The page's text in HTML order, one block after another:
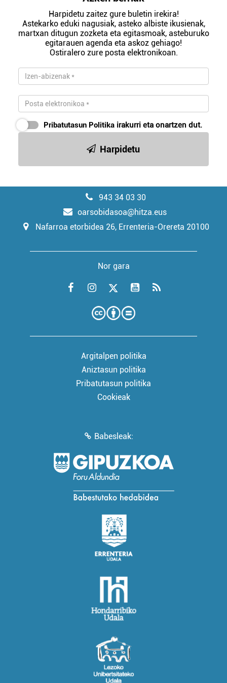
Harpidetu zaitez gure buletin irekira!
Astekarko eduki nagusiak, asteko albiste ikusienak,
martxan ditugun zozketa eta egitasmoak, asteburuko
egitarauen agenda eta askoz gehiago!
Ostiralero zure posta elektronikoan.
Pribatutasun Politika irakurri eta onartzen dut.
Harpidetu
943 34 03 30
oarsobidasoa@hitza.eus
Nafarroa etorbidea 26, Errenteria-Orereta 20100
Nor gara
Argitalpen politika
Aniztasun politika
Pribatutasun politika
Cookieak
Babesleak: